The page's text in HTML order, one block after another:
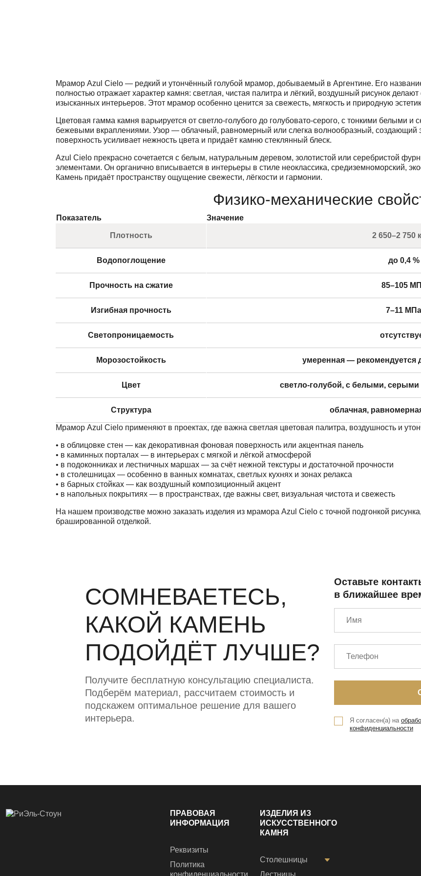
Мрамор Azul Cielo — редкий и утончённый голубой мрамор, добываемый в Аргентине. Его
полностью отражает характер камня: светлая, чистая палитра и лёгкий, воздушный рисунок
изысканных интерьеров. Этот мрамор особенно ценится за свежесть, мягкость и природную
Цветовая гамма камня варьируется от светло-голубого до голубовато-серого, с тонкими белыми
бежевыми вкраплениями. Узор — облачный, равномерный или слегка волнообразный, создающий
поверхность усиливает нежность цвета и придаёт камню стеклянный блеск.
Azul Cielo прекрасно сочетается с белым, натуральным деревом, золотистой или серебристой
элементами. Он органично вписывается в интерьеры в стиле неоклассика, средиземноморский,
Камень придаёт пространству ощущение свежести, лёгкости и гармонии.
Физико-механические
Показатель Значение
Плотность 2 650–2 750
Водопоглощение до 0,4 %
Прочность на сжатие 85–105
Изгибная прочность 7–11 МПа
Светопроницаемость
Морозостойкость умеренная — рекомендуется
Цвет светло-голубой, с белыми,
Структура облачная,
Мрамор Azul Cielo применяют в проектах, где важна светлая цветовая палитра, воздушность и
• в облицовке стен — как декоративная фоновая поверхность или акцентная панель
• в каминных порталах — в интерьерах с мягкой и лёгкой атмосферой
• в подоконниках и лестничных маршах — за счёт нежной текстуры и достаточной прочности
• в столешницах — особенно в ванных комнатах, светлых кухнях и зонах релакса
• в барных стойках — как воздушный композиционный акцент
• в напольных покрытиях — в пространствах, где важны свет, визуальная чистота и свежесть
На нашем производстве можно заказать изделия из мрамора Azul Cielo с точной подгонкой
брашированной отделкой.
СОМНЕВАЕТЕСЬ,
КАКОЙ КАМЕНЬ
ПОДОЙДЁТ ЛУЧШЕ?
Получите бесплатную консультацию специалиста.
Подберём материал, рассчитаем стоимость и
подскажем оптимальное решение для вашего
интерьера.
Оставьте
в ближайшее
Я согласен(а) на
конфиденциальности
ПРАВОВАЯ
ИНФОРМАЦИЯ
Реквизиты
Политика
конфиденциальности
ИЗДЕЛИЯ ИЗ
ИСКУССТВЕННОГО
КАМНЯ
Столешницы
Лестницы